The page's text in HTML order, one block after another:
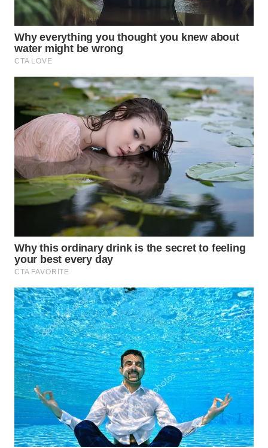
WAHANA
INFRASTRUKTUR
WAHANA
KONSUMEN
WAHANA
LISTRIK
WAHANA
TRAVEL
WAHANA
TV
WAHANANEWS
ID
CO ID
WAHANANEWS
NET
WAHANA
SPORT
WAHANA
UMKM